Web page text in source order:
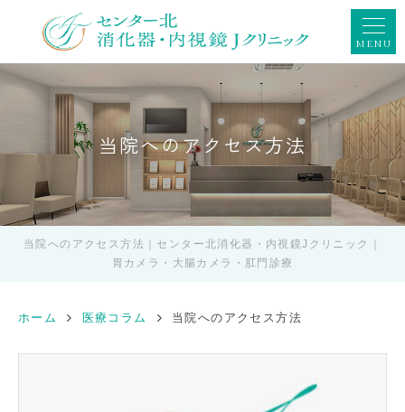
MENU
当院へのアクセス方法
当院へのアクセス方法｜センター北消化器・内視鏡Jクリニック｜
胃カメラ・大腸カメラ・肛門診療
ホーム 医療コラム 当院へのアクセス方法